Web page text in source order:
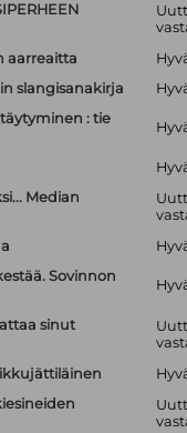
aarreaitta
slangisanakirja
: tie
Median
Sovinnon
sinut